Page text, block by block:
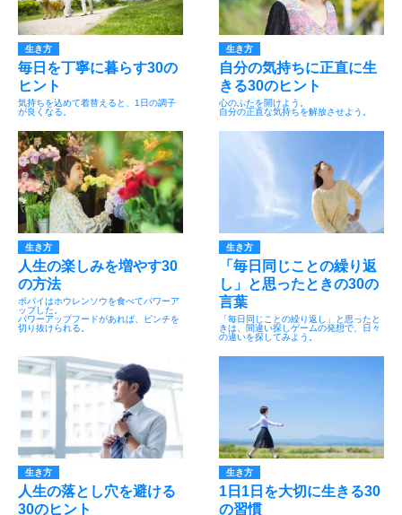
生き方
毎日を丁寧に暮らす30の
ヒント
気持ちを込めて着替えると、1日の調子
が良くなる。
生き方
自分の気持ちに正直に生
きる30のヒント
心のふたを開けよう。
自分の正直な気持ちを解放させよう。
生き方
人生の楽しみを増やす30
の方法
ポパイはホウレンソウを食べてパワーア
ップした。
パワーアップフードがあれば、ピンチを
切り抜けられる。
生き方
「毎日同じことの繰り返
し」と思ったときの30の
言葉
「毎日同じことの繰り返し」と思ったと
きは、間違い探しゲームの発想で、日々
の違いを探してみよう。
生き方
人生の落とし穴を避ける
30のヒント
生き方
1日1日を大切に生きる30
の習慣